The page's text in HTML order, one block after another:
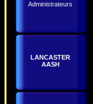
Administrateurs
LANCASTER
AASH